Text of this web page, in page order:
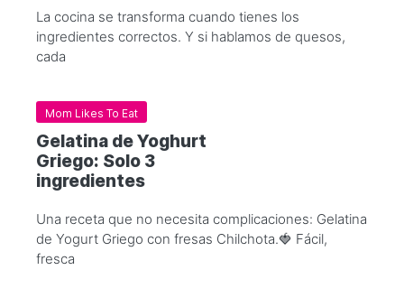
La cocina se transforma cuando tienes los
ingredientes correctos. Y si hablamos de quesos,
cada
Mom Likes To Eat
Gelatina de Yoghurt
Griego: Solo 3
ingredientes
Una receta que no necesita complicaciones: Gelatina
de Yogurt Griego con fresas Chilchota.🍓 Fácil,
fresca